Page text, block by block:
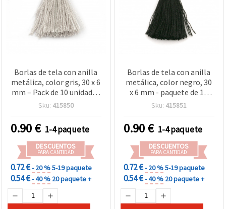
Borlas de tela con anilla
metálica, color gris, 30 x 6
mm – Pack de 10 unidades
para manualidades y
Sku: 415850
0.90€ 1-4 paquete
DESCUENTOS
PARA CANTIDAD
0.72 €- 20 %5-19 paquete
0.54 €- 40 % 20 paquete +
Borlas de tela con anilla
metálica, color negro, 30
x 6 mm - paquete de 10
unidades para
Sku: 415851
0.90€ 1-4 paquete
DESCUENTOS
PARA CANTIDAD
0.72 €- 20 %5-19 paquete
0.54 €- 40 % 20 paquete +